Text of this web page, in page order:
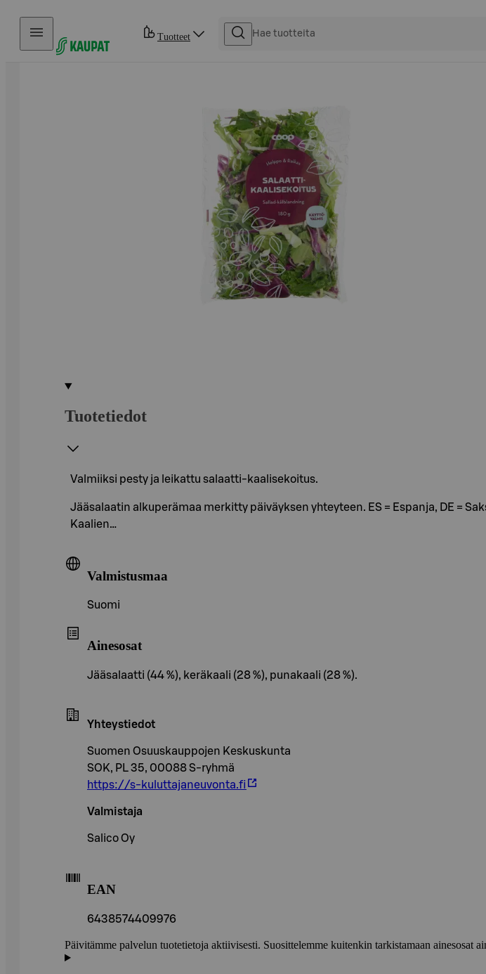
Hyppää sisältöön
Tuotteet
Tuotetiedot
Valmiiksi pesty ja leikattu salaatti-kaalisekoitus.
Jääsalaatin alkuperämaa merkitty päiväyksen yhteyteen. ES = Espanja, DE =
Kaalien…
Valmistusmaa
Suomi
Ainesosat
Jääsalaatti (44 %), keräkaali (28 %), punakaali (28 %).
Yhteystiedot
Suomen Osuuskauppojen Keskuskunta
SOK, PL 35, 00088 S-ryhmä
https://s-kuluttajaneuvonta.fi
Valmistaja
Salico Oy
EAN
6438574409976
Päivitämme palvelun tuotetietoja aktiivisesti. Suosittelemme kuitenkin tarkistamaan ainesosat